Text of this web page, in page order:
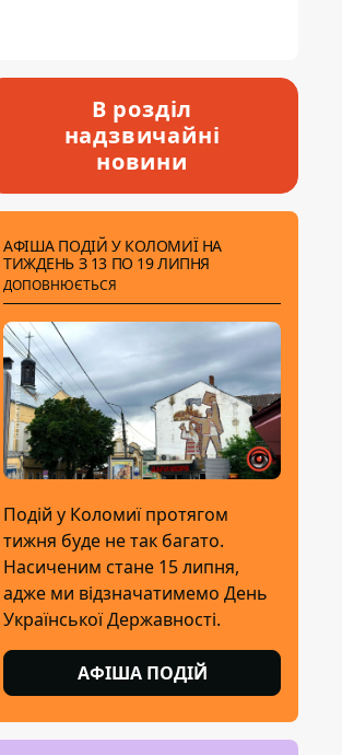
В розділ
надзвичайні
новини
АФІША ПОДІЙ У КОЛОМИЇ НА
ТИЖДЕНЬ З 13 ПО 19 ЛИПНЯ
ДОПОВНЮЄТЬСЯ
Подій у Коломиї протягом
тижня буде не так багато.
Насиченим стане 15 липня,
адже ми відзначатимемо День
Української Державності.
АФІША ПОДІЙ